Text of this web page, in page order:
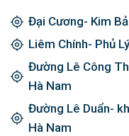
Đại Cương- Kim
Liêm Chính- Phủ
Đường Lê Công
Hà Nam
Đường Lê Duẩn-
Hà Nam